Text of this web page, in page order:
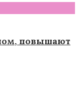
повышают